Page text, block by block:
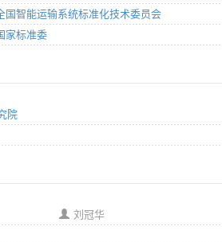
国智能运输系统标准化技术委员会
家标准委
院
刘冠华